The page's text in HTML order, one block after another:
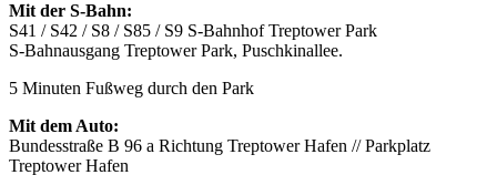
Mit der S-Bahn:
S41 / S42 / S8 / S85 / S9 S-Bahnhof Treptower Park
S-Bahnausgang Treptower Park, Puschkinallee.
5 Minuten Fußweg durch den Park
Mit dem Auto:
Bundesstraße B 96 a Richtung Treptower Hafen // Parkplatz
Treptower Hafen